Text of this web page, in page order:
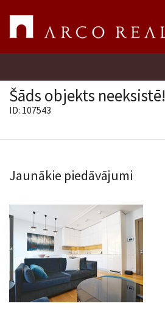
Uzņēmums
Pakalpojumi
Kontakti
Šāds objekts neeksistē!
ID: 107543
Jaunākie piedāvājumi